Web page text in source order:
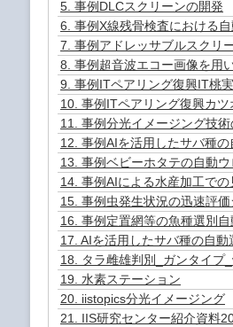
5. 事例DLCスクリーンの開発
6. 事例X線残骨検査における自動検
7. 事例アドレッサブルスクリ
8. 事例超音波エコー画像を用いた魚の雌雄判定
9. 事例ITペアリング復興IT桃実現
10. 事例ITペアリング復興カツオ
11. 事例分光イメージング技術の農産物品質管
12. 事例AIを活用したサバ種の自
13. 事例ベビーホタテの自動ウロ取りロ
14. 事例AIによる水産加工での
15. 事例虫発生状況の迅速評価
16. 事例定置網等の魚種選別自
17. AIを活用したサバ種の自動
18. タラ雌雄判別_ガンタイプ
19. 水素ステーション
20. iistopics分光イメージング
21. IIS研究センター紹介資料